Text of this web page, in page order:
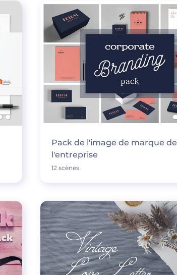
Pack de l'image de marque de
l'entreprise
12 scènes